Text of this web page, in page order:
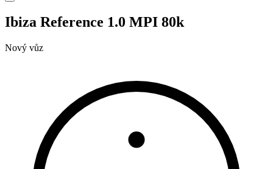
Ibiza Reference 1.0 MPI 80k
Nový vůz